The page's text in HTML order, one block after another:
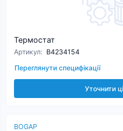
Термостат
Артикул: B4234154
Переглянути специфікації
Уточнити
BOGAP